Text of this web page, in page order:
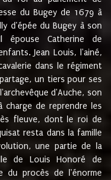
du Bugey de 1679 à
d'épée du Bugey à son
épouse Catherine de
Jean Louis, l'ainé,
dans le régiment
un tiers pour ses
d'Auche, son
charge de reprendre les
fleuve, dont le roi de
resta dans la famille
une partie de la
de Louis Honoré de
du procès de l'énorme